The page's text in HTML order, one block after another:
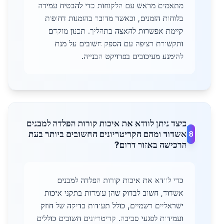
מתאמים מראש עם הלקוחות כדי להבטיח עמידה
בלוחות הזמנים, וכאשר מדובר בהזמנות דחופות
קיימת אפשרות להאצה בתהליך. תכנון מוקדם
ותקשורת רציפה עם הספק חשובים על מנת
להימנע מעיכובים בפרויקט הבנייה.
8
כיצד ניתן לוודא את איכות קורות הפלדה למבנים
אשדוד ומהם הקריטריונים החשובים ביותר בעת
הרכישה באזור דרום?
כדי לוודא את איכות קורות הפלדה למבנים
אשדוד, חשוב לבדוק שהן עומדות בתקני איכות
ישראליים רשמיים, כולל תעודות בדיקה של חוזק
ועמידות לפגעי סביבה. קריטריונים חשובים כוללים